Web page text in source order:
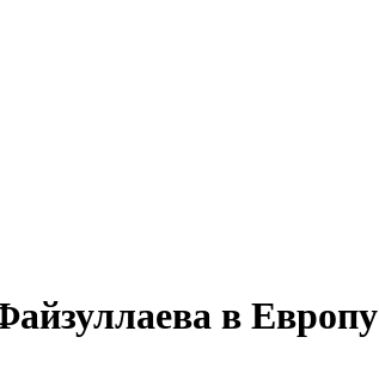
в Европу